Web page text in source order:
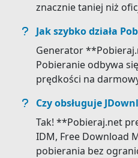
znacznie taniej niż
Jak szybko działa
Generator
Pobieranie odbywa
prędkości na
Czy obsługuje
Tak! **Pobieraj.net
IDM, Free Download
pobierania bez